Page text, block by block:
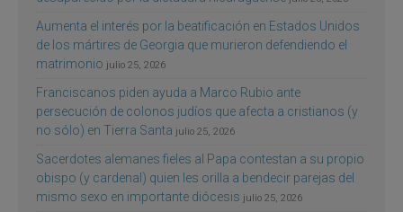
Aumenta el interés por la beatificación en Estados Unidos
de los mártires de Georgia que murieron defendiendo el
matrimonio julio 25, 2026
Franciscanos piden ayuda a Marco Rubio ante
persecución de colonos judíos que afecta a cristianos (y
no sólo) en Tierra Santa julio 25, 2026
Sacerdotes alemanes fieles al Papa contestan a su propio
obispo (y cardenal) quien les orilla a bendecir parejas del
mismo sexo en importante diócesis julio 25, 2026